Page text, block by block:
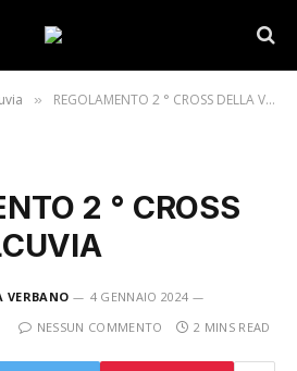
» REGOLAMENTO 2 ° CROSS DELLA VALCUVIA
2 ° CROSS
VERBANO
4 GENNAIO 2024
NESSUN COMMENTO 2 MINS READ